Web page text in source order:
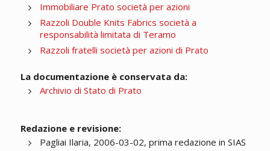
Immobiliare Prato società per azioni
Razzoli Double Knits Fabrics società a
responsabilità limitata di Teramo
Razzoli fratelli società per azioni di Prato
La documentazione è conservata da:
Archivio di Stato di Prato
Redazione e revisione:
Pagliai Ilaria, 2006-03-02, prima redazione in SIAS